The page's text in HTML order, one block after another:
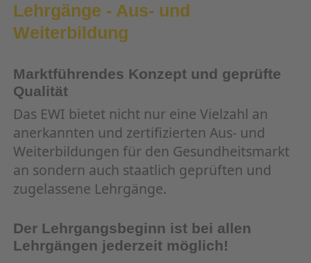
Lehrgänge - Aus- und
Weiterbildung
Marktführendes Konzept und geprüfte
Qualität
Das EWI bietet nicht nur eine Vielzahl an
anerkannten und zertifizierten Aus- und
Weiterbildungen für den Gesundheitsmarkt
an sondern auch staatlich geprüften und
zugelassene Lehrgänge.
Der Lehrgangsbeginn ist bei allen
Lehrgängen jederzeit möglich!